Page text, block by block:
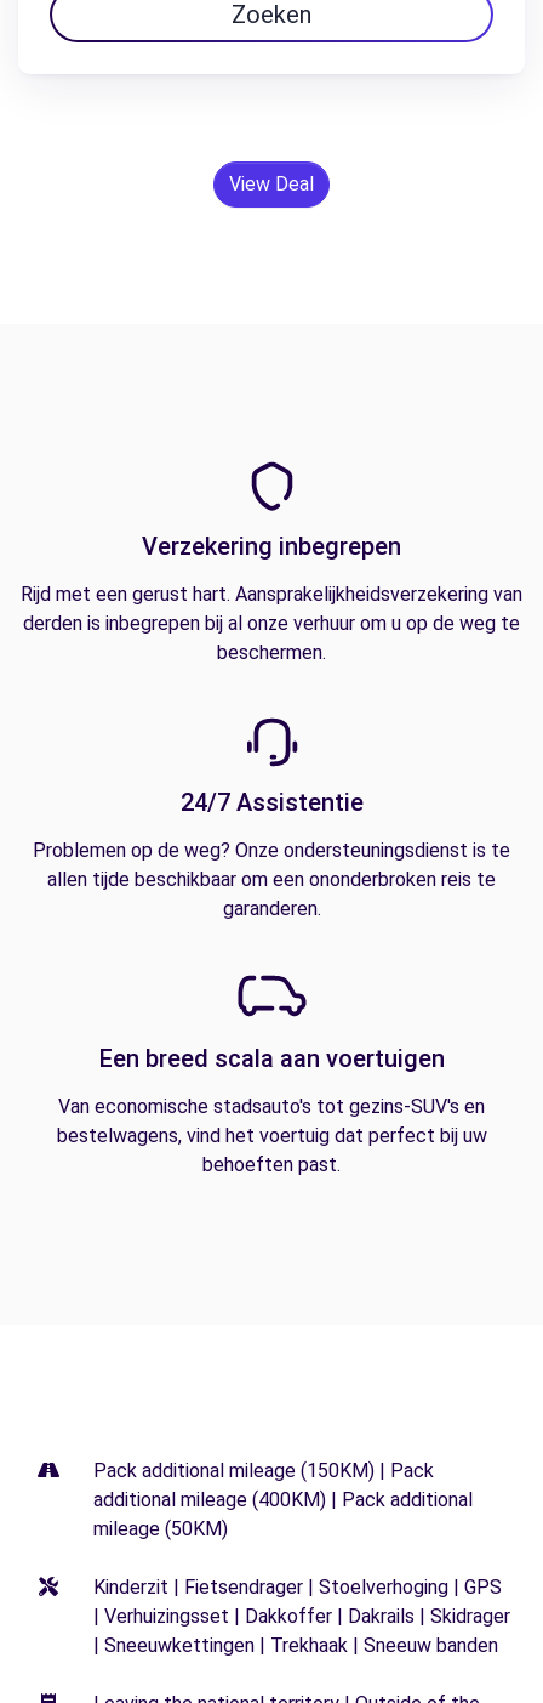
Zoeken
View Deal
Verzekering inbegrepen
Rijd met een gerust hart. Aansprakelijkheidsverzekering van
derden is inbegrepen bij al onze verhuur om u op de weg te
beschermen.
24/7 Assistentie
Problemen op de weg? Onze ondersteuningsdienst is te
allen tijde beschikbaar om een ononderbroken reis te
garanderen.
Een breed scala aan voertuigen
Van economische stadsauto's tot gezins-SUV's en
bestelwagens, vind het voertuig dat perfect bij uw
behoeften past.
Pack additional mileage (150KM) | Pack
additional mileage (400KM) | Pack additional
mileage (50KM)
Kinderzit | Fietsendrager | Stoelverhoging | GPS
| Verhuizingsset | Dakkoffer | Dakrails | Skidrager
| Sneeuwkettingen | Trekhaak | Sneeuw banden